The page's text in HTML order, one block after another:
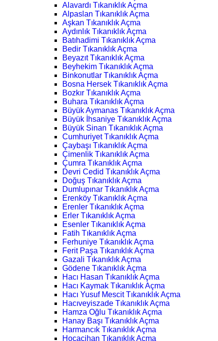
Alavardı Tıkanıklık Açma
Alpaslan Tıkanıklık Açma
Aşkan Tıkanıklık Açma
Aydınlık Tıkanıklık Açma
Batıhadimi Tıkanıklık Açma
Bedir Tıkanıklık Açma
Beyazıt Tıkanıklık Açma
Beyhekim Tıkanıklık Açma
Binkonutlar Tıkanıklık Açma
Bosna Hersek Tıkanıklık Açma
Bozkır Tıkanıklık Açma
Buhara Tıkanıklık Açma
Büyük Aymanas Tıkanıklık Açma
Büyük İhsaniye Tıkanıklık Açma
Büyük Sinan Tıkanıklık Açma
Cumhuriyet Tıkanıklık Açma
Çaybaşı Tıkanıklık Açma
Çimenlik Tıkanıklık Açma
Çumra Tıkanıklık Açma
Devri Cedid Tıkanıklık Açma
Doğuş Tıkanıklık Açma
Dumlupınar Tıkanıklık Açma
Erenköy Tıkanıklık Açma
Erenler Tıkanıklık Açma
Erler Tıkanıklık Açma
Esenler Tıkanıklık Açma
Fatih Tıkanıklık Açma
Ferhuniye Tıkanıklık Açma
Ferit Paşa Tıkanıklık Açma
Gazali Tıkanıklık Açma
Gödene Tıkanıklık Açma
Hacı Hasan Tıkanıklık Açma
Hacı Kaymak Tıkanıklık Açma
Hacı Yusuf Mescit Tıkanıklık Açma
Hacıveyiszade Tıkanıklık Açma
Hamza Oğlu Tıkanıklık Açma
Hanay Başı Tıkanıklık Açma
Harmancık Tıkanıklık Açma
Hocacihan Tıkanıklık Açma